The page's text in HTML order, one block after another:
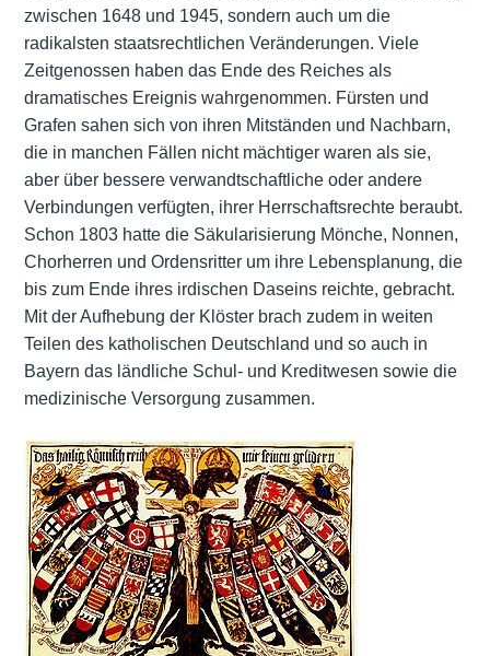
zwischen 1648 und 1945, sondern auch um die
radikalsten staatsrechtlichen Veränderungen. Viele
Zeitgenossen haben das Ende des Reiches als
dramatisches Ereignis wahrgenommen. Fürsten und
Grafen sahen sich von ihren Mitständen und Nachbarn,
die in manchen Fällen nicht mächtiger waren als sie,
aber über bessere verwandtschaftliche oder andere
Verbindungen verfügten, ihrer Herrschaftsrechte beraubt.
Schon 1803 hatte die Säkularisierung Mönche, Nonnen,
Chorherren und Ordensritter um ihre Lebensplanung, die
bis zum Ende ihres irdischen Daseins reichte, gebracht.
Mit der Aufhebung der Klöster brach zudem in weiten
Teilen des katholischen Deutschland und so auch in
Bayern das ländliche Schul- und Kreditwesen sowie die
medizinische Versorgung zusammen.